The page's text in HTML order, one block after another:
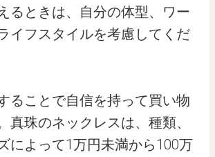
るときは、自分の体型、ワー
イフスタイルを考慮してくだ
ることで自信を持って買い物
真珠のネックレスは、種類、
によって1万円未満から100万